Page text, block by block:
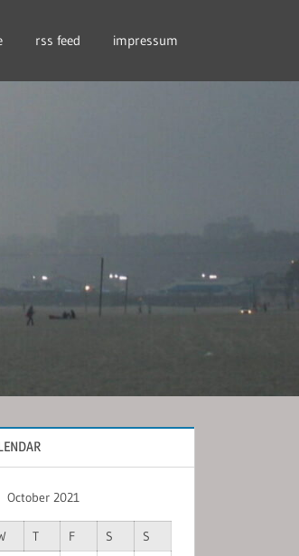
rss feed impressum
October 2021
T F S
S